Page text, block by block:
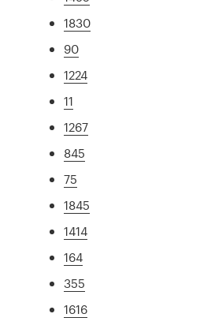
1830
90
1224
11
1267
845
75
1845
1414
164
355
1616